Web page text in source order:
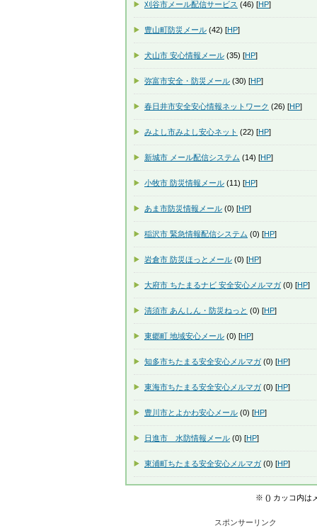
刈谷市メール配信サービス (46) [HP]
豊山町防災メール (42) [HP]
犬山市 安心情報メール (35) [HP]
弥富市安全・防災メール (30) [HP]
春日井市安全安心情報ネットワーク (26) [HP]
みよし市みよし安心ネット (22) [HP]
新城市 メール配信システム (14) [HP]
小牧市 防災情報メール (11) [HP]
あま市防災情報メール (0) [HP]
稲沢市 緊急情報配信システム (0) [HP]
岩倉市 防災ほっとメール (0) [HP]
大府市 ちたまるナビ 安全安心メルマガ (0) [HP]
清須市 あんしん・防災ねっと (0) [HP]
東郷町 地域安心メール (0) [HP]
知多市ちたまる安全安心メルマガ (0) [HP]
東海市ちたまる安全安心メルマガ (0) [HP]
豊川市とよかわ安心メール (0) [HP]
日進市 水防情報メール (0) [HP]
東浦町ちたまる安全安心メルマガ (0) [HP]
※ () カッコ内は
スポンサーリンク